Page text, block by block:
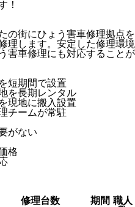
の街にひょう害車修理拠点を
理します。安定した修理環境
害車修理にも対応することが
短期間で設置
を長期レンタル
現地に搬入設置
チームが常駐
がない
格
修理台数 期間 職人